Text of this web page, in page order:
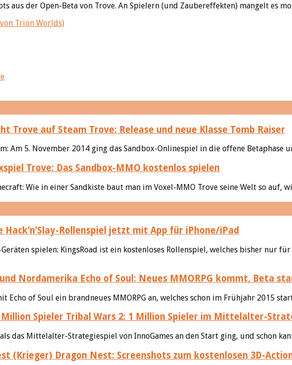
aus der Open-Beta von Trove. An Spielern (und Zaubereffekten) mangelt es
Trove: Release und neue Klasse Tomb Raiser
Am 5. November 2014 ging das Sandbox-Onlinespiel in die offene Betaphase
Trove: Das Sandbox-MMO kostenlos spielen
Wie in einer Sandkiste baut man im Voxel-MMO Trove seine Welt so auf,
Hack’n’Slay-Rollenspiel jetzt mit App für iPhone/iPad
Geräten spielen: KingsRoad ist ein kostenloses Rollenspiel, welches bisher nur
Echo of Soul: Neues MMORPG kommt, Beta
Echo of Soul ein brandneues MMORPG an, welches schon im Frühjahr 2015
Tribal Wars 2: 1 Million Spieler im Mittelalter-
das Mittelalter-Strategiespiel von InnoGames an den Start ging, und schon
Dragon Nest: Screenshots zum kostenlosen 3D-